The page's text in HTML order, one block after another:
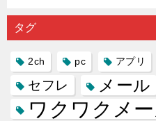
り会った
人に軽...
するので
プリ
タグ
2ch pc アプリ
セフレ メール
ワクワクメ